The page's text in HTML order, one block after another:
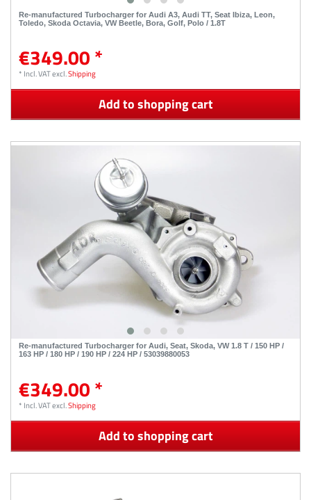
Re-manufactured Turbocharger for Audi A3, Audi TT, Seat Ibiza, Leon,
Toledo, Skoda Octavia, VW Beetle, Bora, Golf, Polo / 1.8T
€349.00 *
* Incl. VATexcl.Shipping
Add to shopping cart
Re-manufactured Turbocharger for Audi, Seat, Skoda, VW 1.8 T / 150 HP /
163 HP / 180 HP / 190 HP / 224 HP / 53039880053
€349.00 *
* Incl. VATexcl.Shipping
Add to shopping cart